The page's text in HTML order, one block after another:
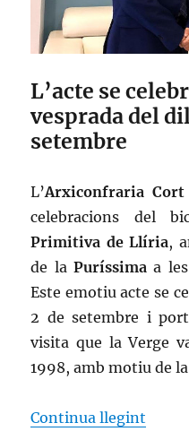
L’acte se
vesprada del
setembre
L’Arxiconfraria Cort
celebracions del
Primitiva de Llíria,
de laPuríssima a
Este emotiu acte se
2 de setembre i
visita que la Verge
1998, amb motiu de
Continua llegint